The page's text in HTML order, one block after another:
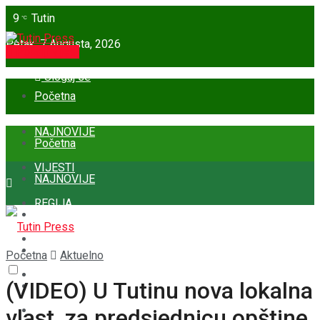
9 °C
Tutin
Petak, 7 Augusta, 2026
Uloguj se
Početna
NAJNOVIJE
VIJESTI
REGIJA
CRNA HRONIKA
Početna
NAJNOVIJE
REGIJA
SVIJET
Početna Aktuelno
(VIDEO) U Tutinu nova lokalna